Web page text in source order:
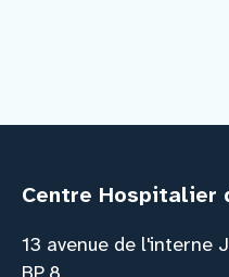
Centre Hospitalier
13 avenue de l'interne